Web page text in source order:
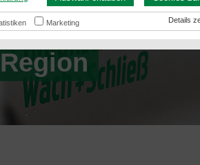
Marketing Details